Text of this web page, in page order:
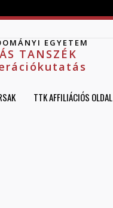
EGYETEM
TANSZÉK
TTK AFFILIÁCIÓS OLDAL